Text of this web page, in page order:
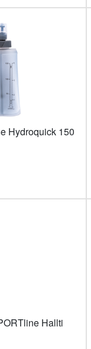
Hydroquick 150
Hallti